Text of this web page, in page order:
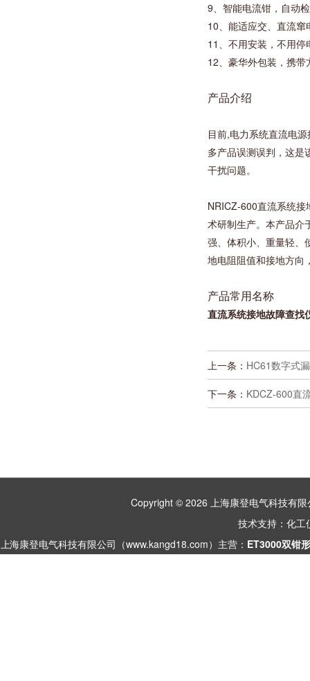
9、智能电流钳，自动
10、能适应交、直流
11、不用安装，不用
12、豪华外包装，携带
产品介绍
目前,电力系统直流电
多产品误测误判，这是
干扰问题。
NRICZ-600直流系统
术研制生产。本产品介
强、体积小、重量轻、
地电阻阻值和接地方向
产品常用名称
直流系统接地故障查找
上一条： HC61数字式
下一条： KDCZ-600直
Copyright © 2026 上海康登电气科技有
技术支持： 化工
上海康登电气科技有限公司（www.kangd18.com）主营： ET3000双钳